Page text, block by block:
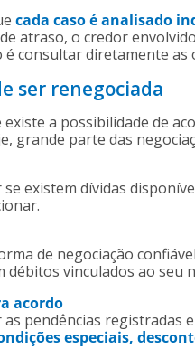
cada caso é analisado
atraso, o credor
consultar diretamente as
ser renegociada
a possibilidade de
grande parte das
existem dívidas
de negociação
vinculados ao seu
acordo
pendências registradas
especiais,